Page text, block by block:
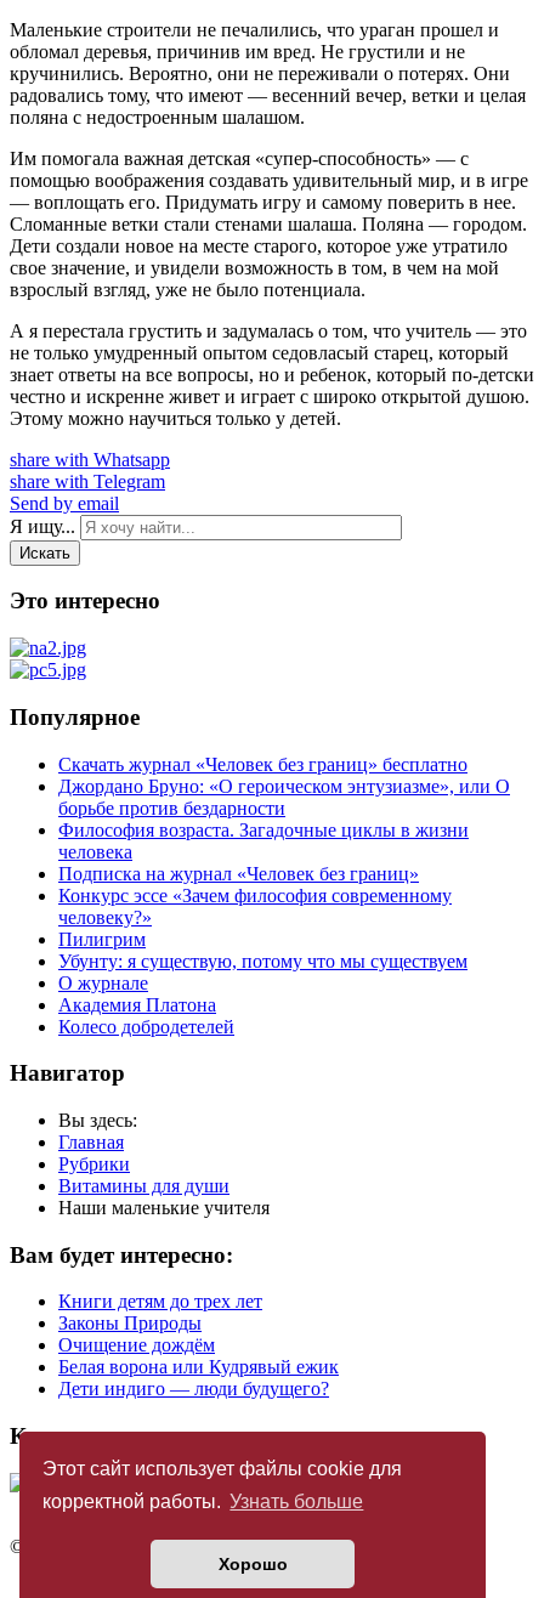
Этот сайт использует файлы cookie для
корректной работы. Узнать больше
Хорошо
Маленькие строители не печалились, что ураган прошел и
обломал деревья, причинив им вред. Не грустили и не
кручинились. Вероятно, они не переживали о потерях. Они
радовались тому, что имеют — весенний вечер, ветки и целая
поляна с недостроенным шалашом.
Им помогала важная детская «супер-способность» — с
помощью воображения создавать удивительный мир, и в игре
— воплощать его. Придумать игру и самому поверить в нее.
Сломанные ветки стали стенами шалаша. Поляна — городом.
Дети создали новое на месте старого, которое уже утратило
свое значение, и увидели возможность в том, в чем на мой
взрослый взгляд, уже не было потенциала.
А я перестала грустить и задумалась о том, что учитель — это
не только умудренный опытом седовласый старец, который
знает ответы на все вопросы, но и ребенок, который по-детски
честно и искренне живет и играет с широко открытой душою.
Этому можно научиться только у детей.
share with Whatsapp
share with Telegram
Send by email
Я ищу...
Искать
Это интересно
Популярное
Скачать журнал «Человек без границ» бесплатно
Джордано Бруно: «О героическом энтузиазме», или О
борьбе против бездарности
Философия возраста. Загадочные циклы в жизни
человека
Подписка на журнал «Человек без границ»
Конкурс эссе «Зачем философия современному
человеку?»
Пилигрим
Убунту: я существую, потому что мы существуем
О журнале
Академия Платона
Колесо добродетелей
Навигатор
Вы здесь:
Главная
Рубрики
Витамины для души
Наши маленькие учителя
Вам будет интересно:
Книги детям до трех лет
Законы Природы
Очищение дождём
Белая ворoна или Кудрявый ежик
Дети индиго — люди будущего?
Купить журнал
© Издательство «Новый Акрополь»2005 — 2026
Политика конфиденциальности